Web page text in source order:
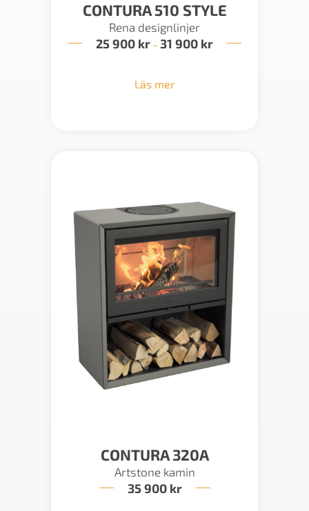
CONTURA 510 STYLE
Rena designlinjer
25 900 kr – 31 900 krPrisintervall:
Läs mer
CONTURA 320A
Artstone kamin
35 900 kr